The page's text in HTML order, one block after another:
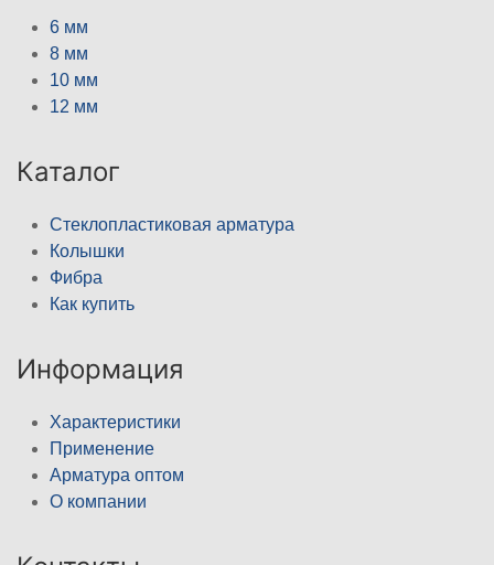
6 мм
8 мм
10 мм
12 мм
Каталог
Стеклопластиковая арматура
Колышки
Фибра
Как купить
Информация
Характеристики
Применение
Арматура оптом
О компании